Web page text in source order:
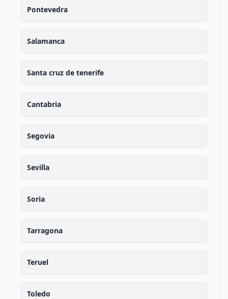
Pontevedra
Salamanca
Santa cruz de tenerife
Cantabria
Segovia
Sevilla
Soria
Tarragona
Teruel
Toledo